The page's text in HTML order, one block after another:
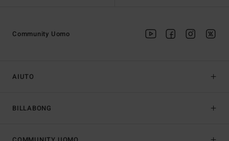
AIUTO
BILLABONG
Community Uomo